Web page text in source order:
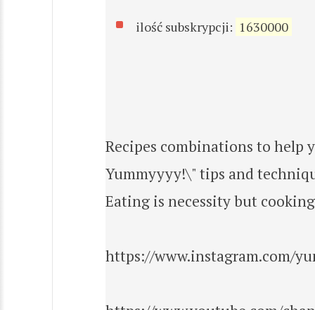
ilość subskrypcji: 1630000
Recipes combinations to help
Yummyyyy!\" tips and
Eating is necessity but
https://www.instagram.com/